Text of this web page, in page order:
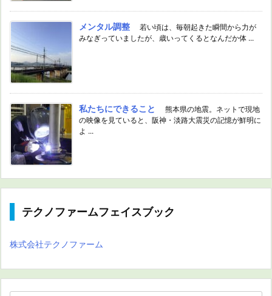
メンタル調整
若い頃は、毎朝起きた瞬間から力が
みなぎっていましたが、歳いってくるとなんだか体 ...
私たちにできること
熊本県の地震。ネットで現地
の映像を見ていると、阪神・淡路大震災の記憶が鮮明に
よ ...
テクノファームフェイスブック
株式会社テクノファーム